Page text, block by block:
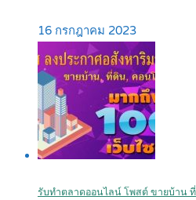
16 กรกฎาคม 2023
รับทำตลาดออนไลน์ โพสต์ ขายบ้าน